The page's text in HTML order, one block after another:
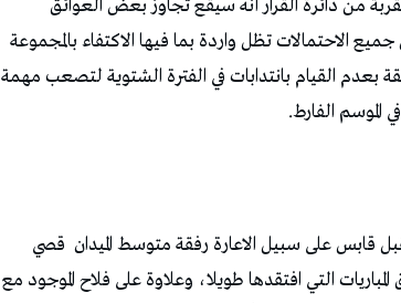
من دائرة القرار أنه سيقع تجاوز بعض العوائق
الاحتمالات تظل واردة بما فيها الاكتفاء بالمجموعة
بعدم القيام بانتدابات في الفترة الشتوية لتصعب مهمة
الموسم الفارط.
قابس على سبيل الاعارة رفقة متوسط الميدان قصي
التي افتقدها طويلا، وعلاوة على فلاح الموجود مع